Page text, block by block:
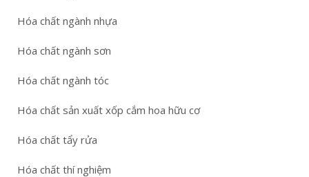
Hóa chất ngành nhựa
Hóa chất ngành sơn
Hóa chất ngành tóc
Hóa chất sản xuất xốp cắm hoa hữu cơ
Hóa chất tẩy rửa
Hóa chất thí nghiệm